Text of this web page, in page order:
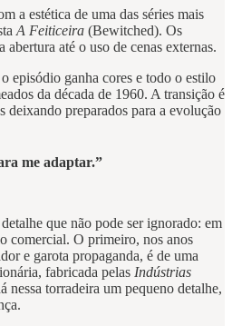
a estética de uma das séries mais
A Feiticeira (Bewitched). Os
abertura até o uso de cenas externas.
episódio ganha cores e todo o estilo
da década de 1960. A transição é
deixando preparados para a evolução
me adaptar.”
que não pode ser ignorado: em
comercial. O primeiro, nos anos
e garota propaganda, é de uma
fabricada pelas Indústrias
nessa torradeira um pequeno detalhe,